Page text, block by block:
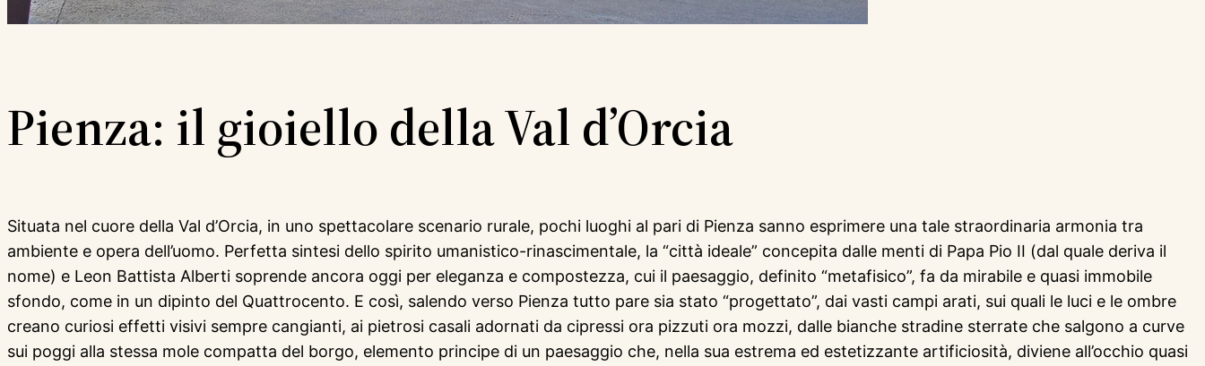
Pienza: il gioiello della Val d’Orcia
Situata nel cuore della Val d’Orcia, in uno spettacolare scenario rurale, pochi luoghi al pari di Pienza sanno esprimere una tale straordinaria armonia tra
ambiente e opera dell’uomo. Perfetta sintesi dello spirito umanistico-rinascimentale, la “città ideale” concepita dalle menti di Papa Pio II (dal quale deriva il
nome) e Leon Battista Alberti soprende ancora oggi per eleganza e compostezza, cui il paesaggio, definito “metafisico”, fa da mirabile e quasi immobile
sfondo, come in un dipinto del Quattrocento. E così, salendo verso Pienza tutto pare sia stato “progettato”, dai vasti campi arati, sui quali le luci e le ombre
creano curiosi effetti visivi sempre cangianti, ai pietrosi casali adornati da cipressi ora pizzuti ora mozzi, dalle bianche stradine sterrate che salgono a curve
sui poggi alla stessa mole compatta del borgo, elemento principe di un paesaggio che, nella sua estrema ed estetizzante artificiosità, diviene all’occhio quasi